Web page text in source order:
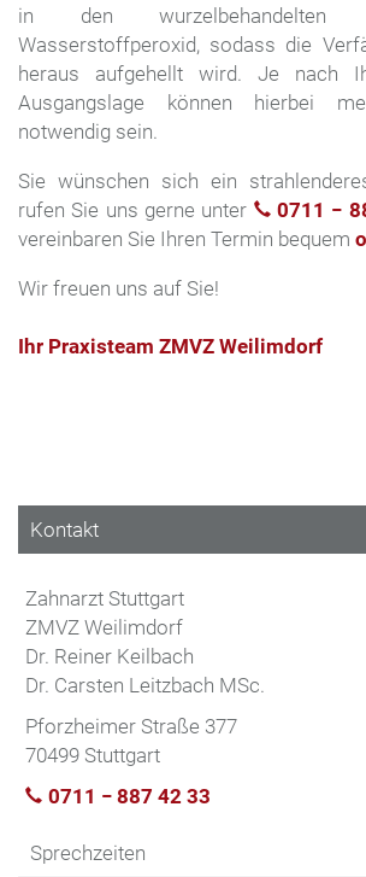
in den wurzelbehandelten
Wasserstoffperoxid, sodass die
heraus aufgehellt wird. Je nach
Ausgangslage können hierbei
notwendig sein.
Sie wünschen sich ein
rufen Sie uns gerne unter
0711 −
vereinbaren Sie Ihren Termin bequem
Wir freuen uns auf Sie!
Ihr Praxisteam ZMVZ Weilimdorf
Kontakt
Zahnarzt Stuttgart
ZMVZ Weilimdorf
Dr. Reiner Keilbach
Dr. Carsten Leitzbach MSc.
Pforzheimer Straße 377
70499 Stuttgart
0711 − 887 42 33
Sprechzeiten